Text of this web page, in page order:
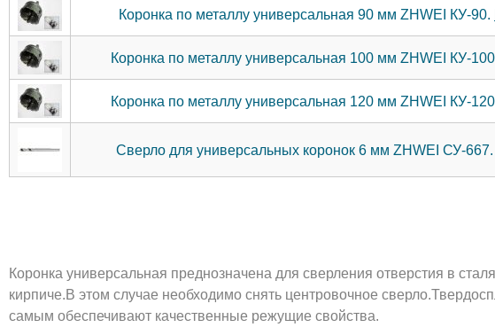
Коронка по металлу универсальная 90 мм ZHWEI КУ-90.
Коронка по металлу универсальная 100 мм ZHWEI КУ-
Коронка по металлу универсальная 120 мм ZHWEI КУ-
Сверло для универсальных коронок 6 мм ZHWEI СУ-667.
Коронка универсальная преднозначена для сверления отверстия в
кирпиче.В этом случае необходимо снять центровочное
самым обеспечивают качественные режущие свойства.